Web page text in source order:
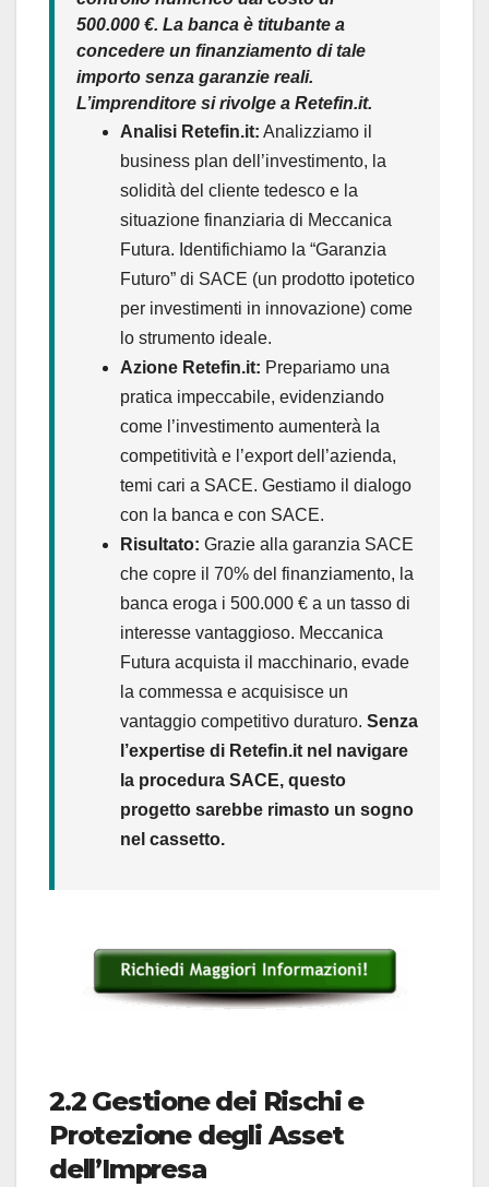
500.000 €. La banca è titubante a
concedere un finanziamento di tale
importo senza garanzie reali.
L’imprenditore si rivolge a Retefin.it.
Analisi Retefin.it: Analizziamo il
business plan dell’investimento, la
solidità del cliente tedesco e la
situazione finanziaria di Meccanica
Futura. Identifichiamo la “Garanzia
Futuro” di SACE (un prodotto ipotetico
per investimenti in innovazione) come
lo strumento ideale.
Azione Retefin.it: Prepariamo una
pratica impeccabile, evidenziando
come l’investimento aumenterà la
competitività e l’export dell’azienda,
temi cari a SACE. Gestiamo il dialogo
con la banca e con SACE.
Risultato: Grazie alla garanzia SACE
che copre il 70% del finanziamento, la
banca eroga i 500.000 € a un tasso di
interesse vantaggioso. Meccanica
Futura acquista il macchinario, evade
la commessa e acquisisce un
vantaggio competitivo duraturo. Senza
l’expertise di Retefin.it nel navigare
la procedura SACE, questo
progetto sarebbe rimasto un sogno
nel cassetto.
2.2 Gestione dei Rischi e
Protezione degli Asset
dell’Impresa